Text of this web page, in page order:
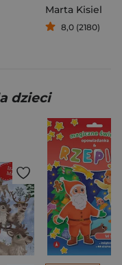
Marta Kisiel
8,0 (2180)
dzieci